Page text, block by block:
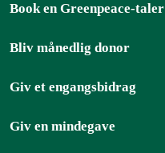
Book en Greenpeace-taler
Bliv månedlig donor
Giv et engangsbidrag
Giv en mindegave